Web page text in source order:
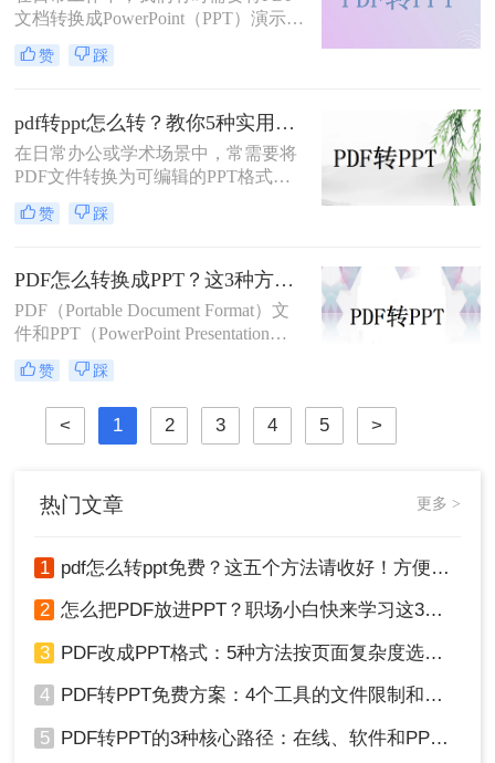
为PPT的方法，帮助您高效地完成这
一任务。
文档转换成PowerPoint（PPT）演示文
稿以方便展示或编辑。那么PDF怎么
转换成PPT呢？本文将介绍几种实现
赞 踩
pdf转ppt怎么转？教你5种实用的方法！
在日常办公或学术场景中，常需要将
PDF文件转换为可编辑的PPT格式。
那么pdf转ppt怎么转呢？本文整理了5
种主流方法，从工具选择到操作细节
赞 踩
PDF怎么转换成PPT？这3种方法教会你！
PDF（Portable Document Format）文
件和PPT（PowerPoint Presentation）
文件在日常办公和学习中都有着广泛
的应用。有时，我们需要将PDF文件
转换为PPT格式，以便进行编辑、修
改或展示。那么PDF怎么转换成PPT
呢？本文将介绍三种将PDF转换成
赞 踩
< 1 2 3 4 5 >
热门文章 更多 >
1 pdf怎么转ppt免费？这五个方法请收好！方便又好用！
2 怎么把PDF放进PPT？职场小白快来学习这3种方法！
3 PDF改成PPT格式：5种方法按页面复杂度选择！
4 PDF转PPT免费方案：4个工具的文件限制和输出质量对比！
5 PDF转PPT的3种核心路径：在线、软件和PPT自带的适用范围！